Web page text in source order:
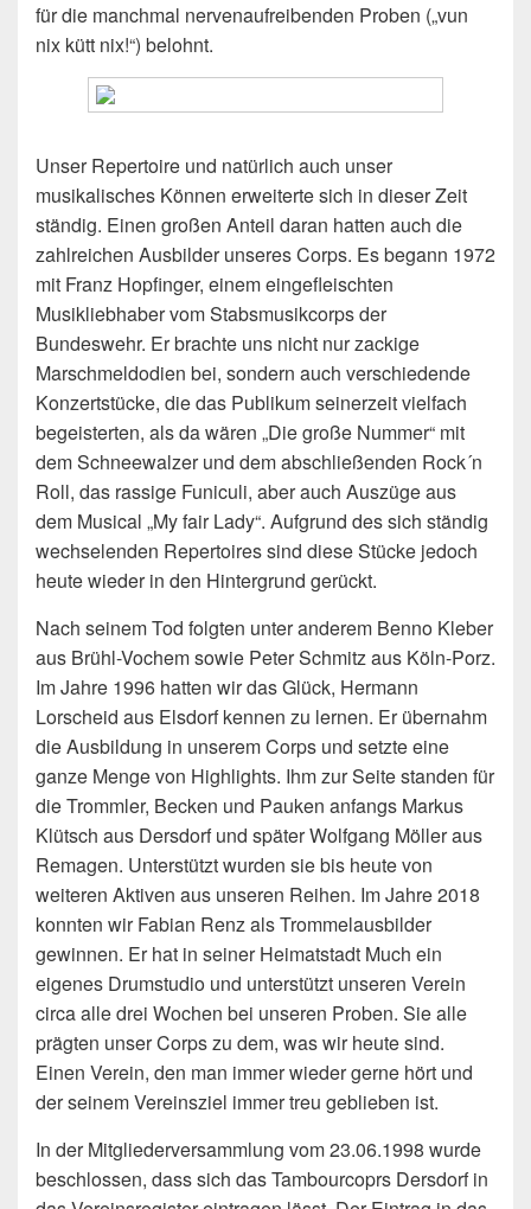
für die manchmal nervenaufreibenden Proben („vun
nix kütt nix!“) belohnt.
Unser Repertoire und natürlich auch unser
musikalisches Können erweiterte sich in dieser Zeit
ständig. Einen großen Anteil daran hatten auch die
zahlreichen Ausbilder unseres Corps. Es begann 1972
mit Franz Hopfinger, einem eingefleischten
Musikliebhaber vom Stabsmusikcorps der
Bundeswehr. Er brachte uns nicht nur zackige
Marschmeldodien bei, sondern auch verschiedende
Konzertstücke, die das Publikum seinerzeit vielfach
begeisterten, als da wären „Die große Nummer“ mit
dem Schneewalzer und dem abschließenden Rock´n
Roll, das rassige Funiculi, aber auch Auszüge aus
dem Musical „My fair Lady“. Aufgrund des sich ständig
wechselenden Repertoires sind diese Stücke jedoch
heute wieder in den Hintergrund gerückt.
Nach seinem Tod folgten unter anderem Benno Kleber
aus Brühl-Vochem sowie Peter Schmitz aus Köln-Porz.
Im Jahre 1996 hatten wir das Glück, Hermann
Lorscheid aus Elsdorf kennen zu lernen. Er übernahm
die Ausbildung in unserem Corps und setzte eine
ganze Menge von Highlights. Ihm zur Seite standen für
die Trommler, Becken und Pauken anfangs Markus
Klütsch aus Dersdorf und später Wolfgang Möller aus
Remagen. Unterstützt wurden sie bis heute von
weiteren Aktiven aus unseren Reihen. Im Jahre 2018
konnten wir Fabian Renz als Trommelausbilder
gewinnen. Er hat in seiner Heimatstadt Much ein
eigenes Drumstudio und unterstützt unseren Verein
circa alle drei Wochen bei unseren Proben. Sie alle
prägten unser Corps zu dem, was wir heute sind.
Einen Verein, den man immer wieder gerne hört und
der seinem Vereinsziel immer treu geblieben ist.
In der Mitgliederversammlung vom 23.06.1998 wurde
beschlossen, dass sich das Tambourcoprs Dersdorf in